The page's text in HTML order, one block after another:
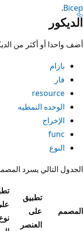
Bicep
.
الديكور
أضف واحدا أو أكثر من
بارام
فار
resource
الوحده النمطيه
الإخراج
func
النوع
الجدول التالي يسرد
المصمم
تطبيق
على
العنصر